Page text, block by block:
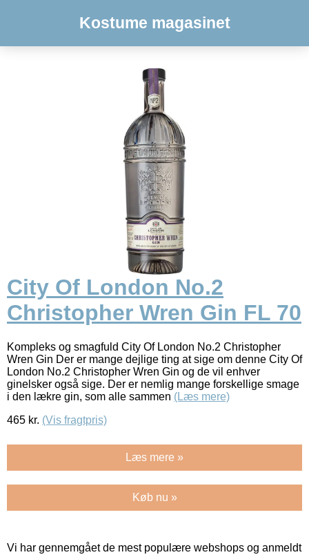
Kostume magasinet
City Of London No.2
Christopher Wren Gin FL 70
Kompleks og smagfuld City Of London No.2 Christopher
Wren Gin Der er mange dejlige ting at sige om denne City Of
London No.2 Christopher Wren Gin og de vil enhver
ginelsker også sige. Der er nemlig mange forskellige smage
i den lækre gin, som alle sammen (Læs mere)
465 kr. (Vis fragtpris)
Læs mere »
Køb nu »
Vi har gennemgået de mest populære webshops og anmeldt